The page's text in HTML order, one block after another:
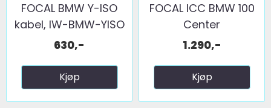
FOCAL BMW Y-ISO
kabel, IW-BMW-YISO
630,-
Kjøp
FOCAL ICC BMW 100
Center
1.290,-
Kjøp